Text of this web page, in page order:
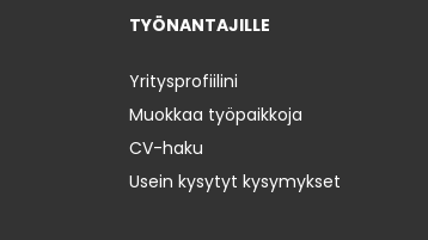
TYÖNANTAJILLE
Yritysprofiilini
Muokkaa työpaikkoja
CV-haku
Usein kysytyt kysymykset